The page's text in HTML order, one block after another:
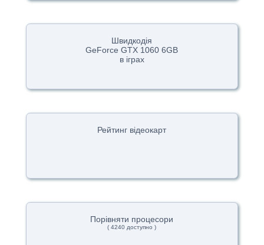
Швидкодія
GeForce GTX 1060 6GB
в іграх
Рейтинг відеокарт
Порівняти процесори
( 4240 доступно )